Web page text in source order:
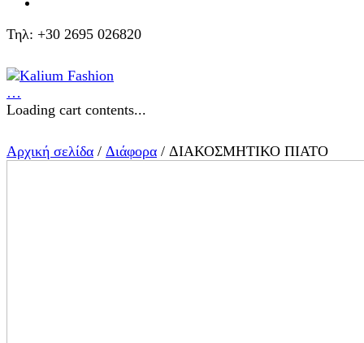
Τηλ: +30 2695 026820
…
Loading cart contents...
Αρχική σελίδα / Διάφορα / ΔΙΑΚΟΣΜΗΤΙΚΟ ΠΙΑΤΟ